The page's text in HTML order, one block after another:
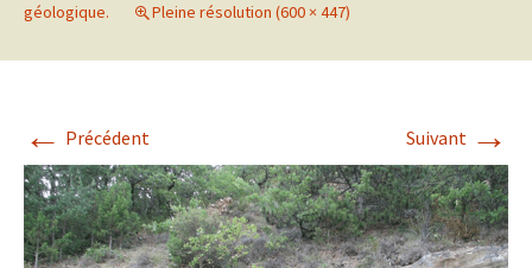
géologique.
Pleine résolution (600 × 447)
← Précédent Suivant →